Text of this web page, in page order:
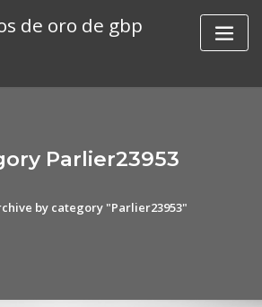
de oro de gbp
Parlier23953
by category "Parlier23953"